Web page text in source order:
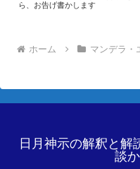
ら、お告げ書かします
ホーム マンデラ・
日月神示の解釈と解
談